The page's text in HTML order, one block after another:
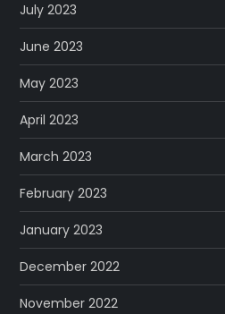
July 2023
June 2023
May 2023
April 2023
March 2023
February 2023
January 2023
December 2022
November 2022